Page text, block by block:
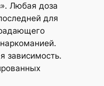
Любая доза
для
зависимость.